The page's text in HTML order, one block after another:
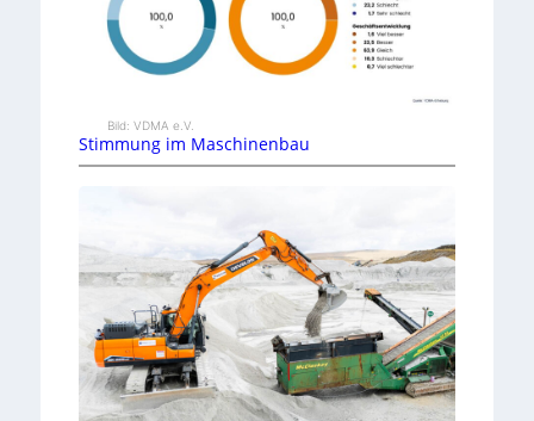
Bild: VDMA e.V.
Stimmung im Maschinenbau